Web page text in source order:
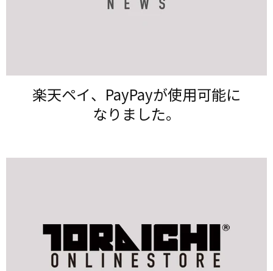
楽天ペイ、​PayPayが​使用可能に​
なりました。